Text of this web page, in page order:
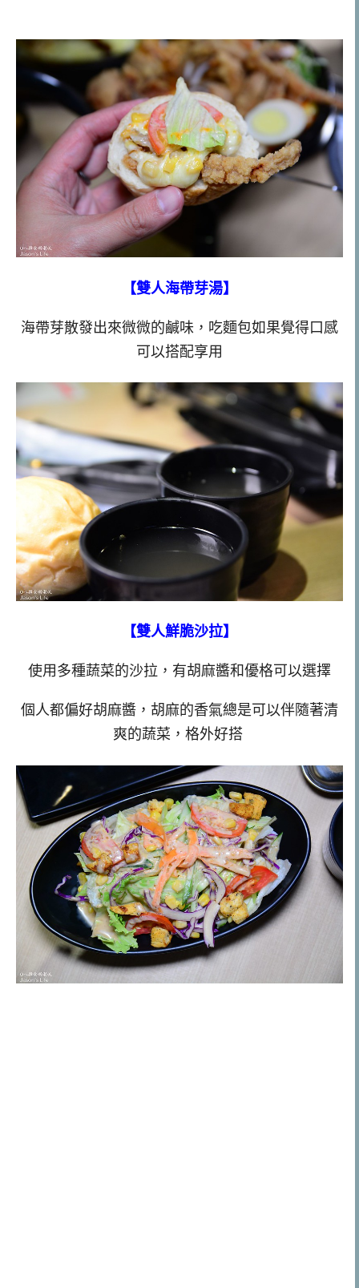
【雙人海帶芽湯】
海帶芽散發出來微微的鹹味，吃麵包如果覺得口感
可以搭配享用
【雙人鮮脆沙拉】
使用多種蔬菜的沙拉，有胡麻醬和優格可以選擇
個人都偏好胡麻醬，胡麻的香氣總是可以伴隨著清
爽的蔬菜，格外好搭